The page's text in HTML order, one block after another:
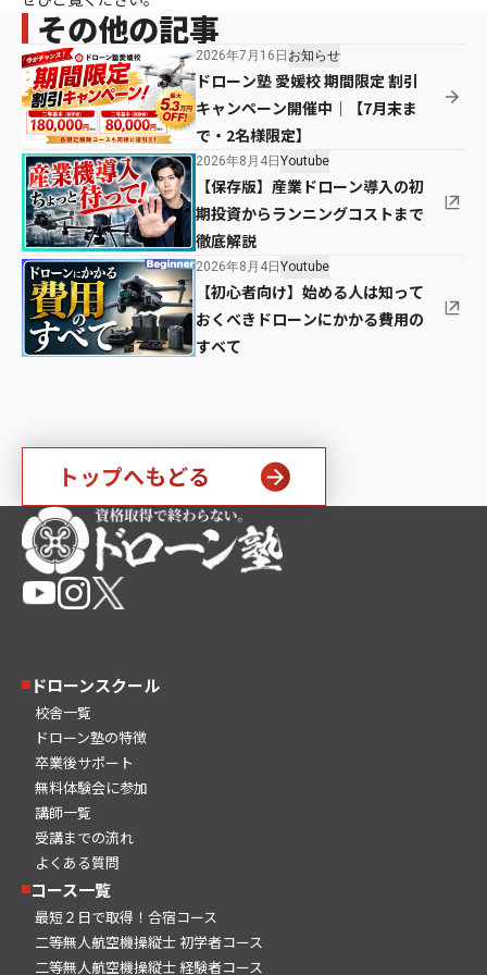
その他の記事
2026年7月16日 お知らせ
ドローン塾 愛媛校 期間限定 割引
キャンペーン開催中｜【7月末ま
で・2名様限定】
2026年8月4日 Youtube
【保存版】産業ドローン導入の初
期投資からランニングコストまで
徹底解説
2026年8月4日 Youtube
【初心者向け】始める人は知って
おくべきドローンにかかる費用の
すべて
トップへもどる
ドローンスクール
校舎一覧
ドローン塾の特徴
卒業後サポート
無料体験会に参加
講師一覧
受講までの流れ
よくある質問
コース一覧
最短２日で取得！合宿コース
二等無人航空機操縦士 初学者コース
二等無人航空機操縦士 経験者コース